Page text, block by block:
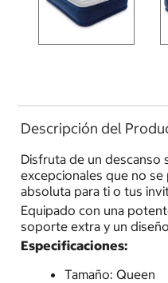
Descripción del
Disfruta de un descanso
excepcionales que no
absoluta para ti o tus
Equipado con una
soporte extra y un
Especificaciones:
Tamaño: Queen